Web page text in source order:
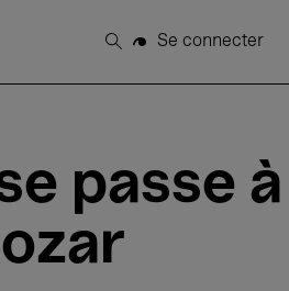
Rechercher
Se connecter
passe à